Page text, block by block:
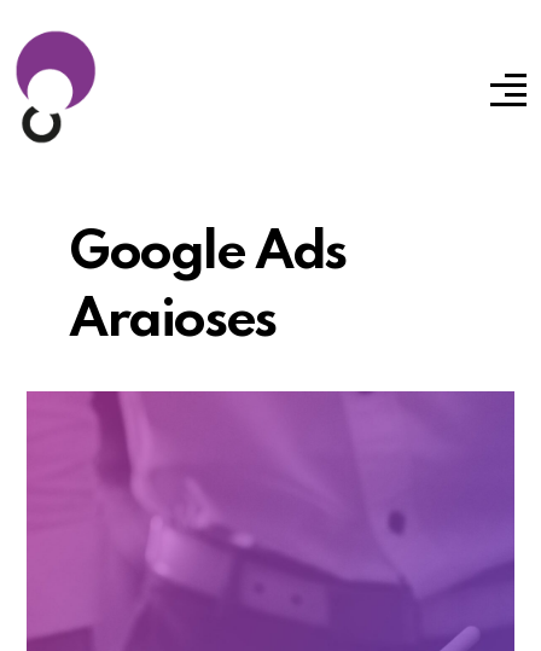
Google Ads
Araioses